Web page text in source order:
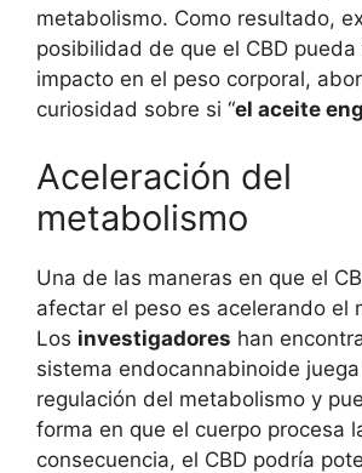
metabolismo. Como resultado,
posibilidad de que el CBD
impacto en el peso corporal,
curiosidad sobre si “el aceite
Aceleración del
metabolismo
Una de las maneras en que el
afectar el peso es acelerando el
Los investigadores han
sistema endocannabinoide
regulación del metabolismo y
forma en que el cuerpo procesa
consecuencia, el CBD podría